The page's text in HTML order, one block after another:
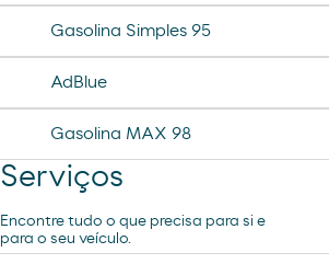
Gasolina Simples 95
AdBlue
Gasolina MAX 98
Serviços
Encontre tudo o que precisa para si e
para o seu veículo.